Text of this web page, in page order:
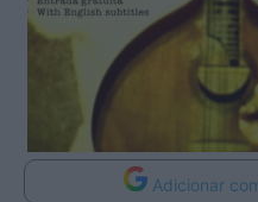
Adicionar